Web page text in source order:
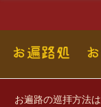
お遍路の巡拝方法